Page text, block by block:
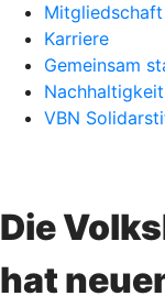
Mitgliedschaft
Karriere
Gemeinsam
Nachhaltigkeit
VBN
Die
hat